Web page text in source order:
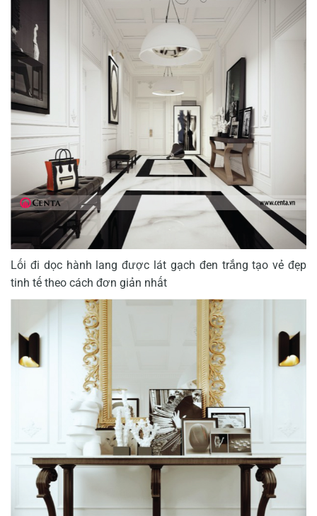
Lối đi dọc hành lang được lát gạch đen trắng tạo vẻ đẹp
tinh tế theo cách đơn giản nhất